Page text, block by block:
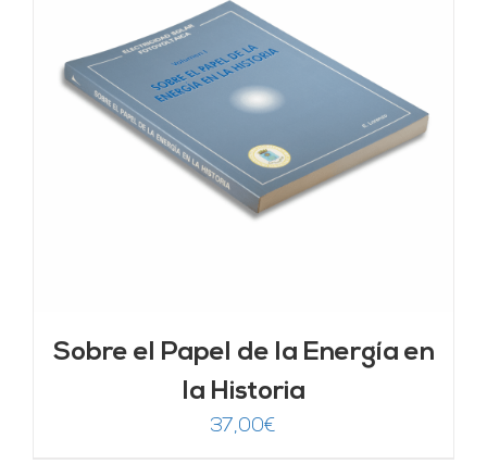
Sobre el Papel de la Energía en
la Historia
37,00€